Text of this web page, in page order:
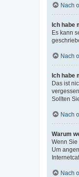
Nach
Ich habe
Es kann
Nach
Ich habe
Das ist
Sollten
Nach
Warum
Wenn Sie
Um
Nach